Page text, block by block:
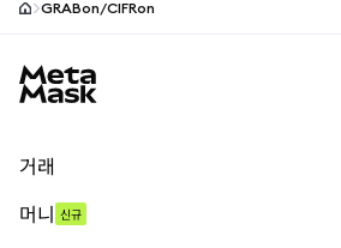
GRABon/CIFRon
거래
머니 신규